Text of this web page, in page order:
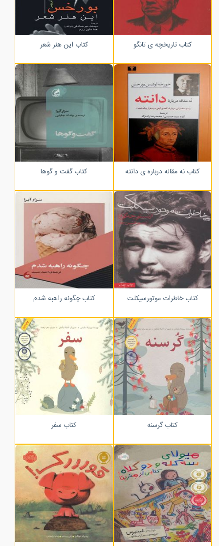
کتاب تاریخچه ی تانگو کتاب این هنر شعر
کتاب نه مقاله درباره ی دانته کتاب گفت و گوها
کتاب خاطرات موتورسیکلت کتاب چگونه راهبه شدم
کتاب گرسنه کتاب سفر